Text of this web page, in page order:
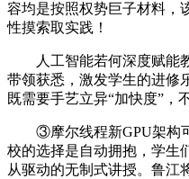
容均是按照权势巨子材料，
性摸索取实践！
人工智能若何深度赋能教
带领获悉，激发学生的进修
既需要手艺立异“加快度”，
③摩尔线程新GPU架构可
校的选择是自动拥抱，学生
从驱动的无制式讲授。鲁江